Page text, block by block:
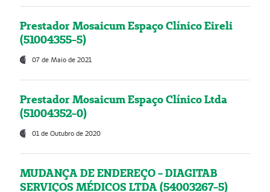
Prestador Mosaicum Espaço Clínico Eireli
(51004355-5)
07 de Maio de 2021
Prestador Mosaicum Espaço Clínico Ltda
(51004352-0)
01 de Outubro de 2020
MUDANÇA DE ENDEREÇO - DIAGITAB
SERVIÇOS MÉDICOS LTDA (54003267-5)